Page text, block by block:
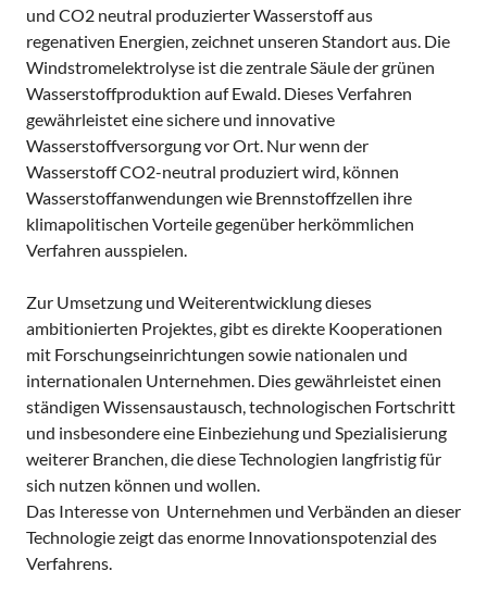
und CO2 neutral pro­duzierter Wasserstoff aus
regenativen Energien, zeichnet unseren Standort aus. Die
Windstromelektrolyse ist die zentrale Säule der grünen
Wasserstoffproduktion auf Ewald. Dieses Verfahren
gewährleistet eine sichere und innovative
Wasserstoffversorgung vor Ort. Nur wenn der
Wasserstoff CO2-neutral produziert wird, können
Wasserstoffanwendungen wie Brennstoffzellen ihre
klimapolitischen Vorteile gegenüber herkömmlichen
Verfahren ausspielen.
Zur Umsetzung und Weiterentwicklung dieses
ambitionierten Projektes, gibt es direkte Kooperationen
mit Forschungseinrichtungen sowie nationalen und
internationalen Unternehmen. Dies gewährleistet einen
ständigen Wissensaustausch, technologischen Fortschritt
und insbesondere eine Einbeziehung und Spezialisierung
weiterer Branchen, die diese Technologien langfristig für
sich nutzen können und wollen.
Das Interesse von Unternehmen und Verbänden an dieser
Technologie zeigt das enorme Innovationspotenzial des
Verfahrens.